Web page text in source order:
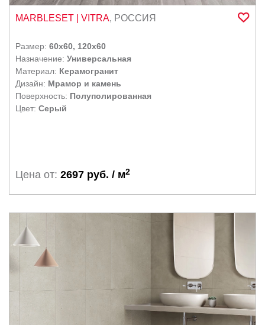
MARBLESET | VITRA, РОССИЯ
Размер: 60x60, 120x60
Назначение: Универсальная
Материал: Керамогранит
Дизайн: Мрамор и камень
Поверхность: Полуполированная
Цвет: Серый
Цена от: 2697 руб. / м2